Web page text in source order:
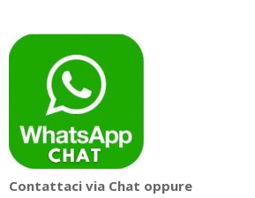
Contattaci via Chat oppure